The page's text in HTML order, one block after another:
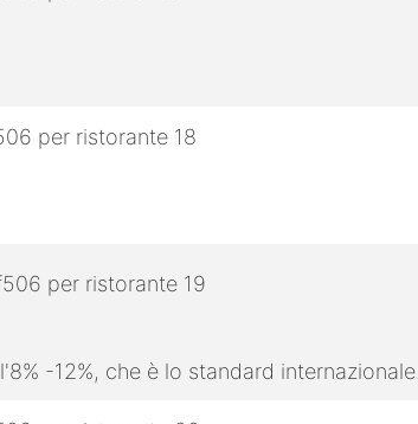
-12%, che è lo standard